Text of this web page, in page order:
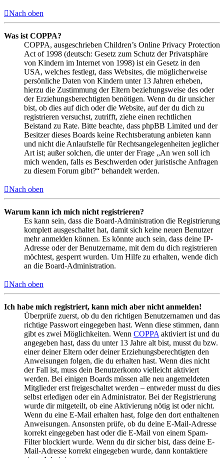
Nach oben
Was ist COPPA?
COPPA, ausgeschrieben Children’s Online Privacy Protection
Act of 1998 (deutsch: Gesetz zum Schutz der Privatsphäre
von Kindern im Internet von 1998) ist ein Gesetz in den
USA, welches festlegt, dass Websites, die möglicherweise
persönliche Daten von Kindern unter 13 Jahren erheben,
hierzu die Zustimmung der Eltern beziehungsweise des oder
der Erziehungsberechtigten benötigen. Wenn du dir unsicher
bist, ob dies auf dich oder die Website, auf der du dich zu
registrieren versuchst, zutrifft, ziehe einen rechtlichen
Beistand zu Rate. Bitte beachte, dass phpBB Limited und der
Besitzer dieses Boards keine Rechtsberatung anbieten kann
und nicht die Anlaufstelle für Rechtsangelegenheiten jeglicher
Art ist; außer solchen, die unter der Frage „An wen soll ich
mich wenden, falls es Beschwerden oder juristische Anfragen
zu diesem Forum gibt?“ behandelt werden.
Nach oben
Warum kann ich mich nicht registrieren?
Es kann sein, dass die Board-Administration die Registrierung
komplett ausgeschaltet hat, damit sich keine neuen Benutzer
mehr anmelden können. Es könnte auch sein, dass deine IP-
Adresse oder der Benutzername, mit dem du dich registrieren
möchtest, gesperrt wurden. Um Hilfe zu erhalten, wende dich
an die Board-Administration.
Nach oben
Ich habe mich registriert, kann mich aber nicht anmelden!
Überprüfe zuerst, ob du den richtigen Benutzernamen und das
richtige Passwort eingegeben hast. Wenn diese stimmen, dann
gibt es zwei Möglichkeiten. Wenn COPPA aktiviert ist und du
angegeben hast, dass du unter 13 Jahre alt bist, musst du bzw.
einer deiner Eltern oder deiner Erziehungsberechtigten den
Anweisungen folgen, die du erhalten hast. Wenn dies nicht
der Fall ist, muss dein Benutzerkonto vielleicht aktiviert
werden. Bei einigen Boards müssen alle neu angemeldeten
Mitglieder erst freigeschaltet werden – entweder musst du dies
selbst erledigen oder ein Administrator. Bei der Registrierung
wurde dir mitgeteilt, ob eine Aktivierung nötig ist oder nicht.
Wenn du eine E-Mail erhalten hast, folge den dort enthaltenen
Anweisungen. Ansonsten prüfe, ob du deine E-Mail-Adresse
korrekt eingegeben hast oder die E-Mail von einem Spam-
Filter blockiert wurde. Wenn du dir sicher bist, dass deine E-
Mail-Adresse korrekt eingegeben wurde, dann kontaktiere